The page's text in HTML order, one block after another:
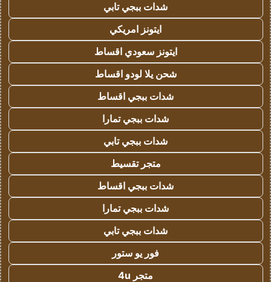
شدات ببجي تابي
ايتونز امريكي
ايتونز سعودي اقساط
شحن يلا لودو اقساط
شدات ببجي اقساط
شدات ببجي تمارا
شدات ببجي تابي
متجر تقسيط
شدات ببجي اقساط
شدات ببجي تمارا
شدات ببجي تابي
فور يو ستور
متجر 4u